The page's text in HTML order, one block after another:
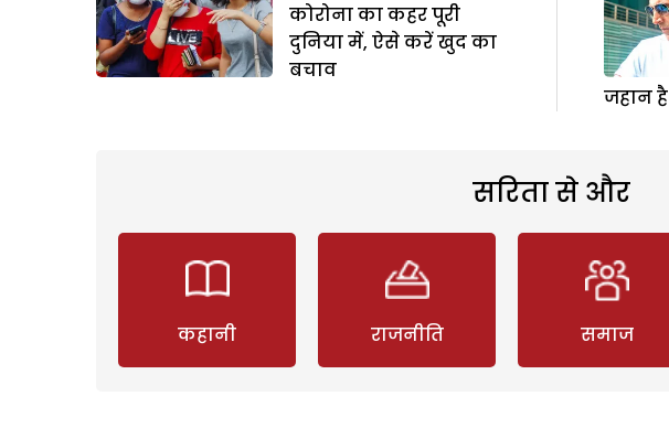
कोरोना का कहर पूरी
दुनिया में, ऐसे करें खुद का
बचाव
जहान है
सरिता से और
कहानी राजनीति समाज